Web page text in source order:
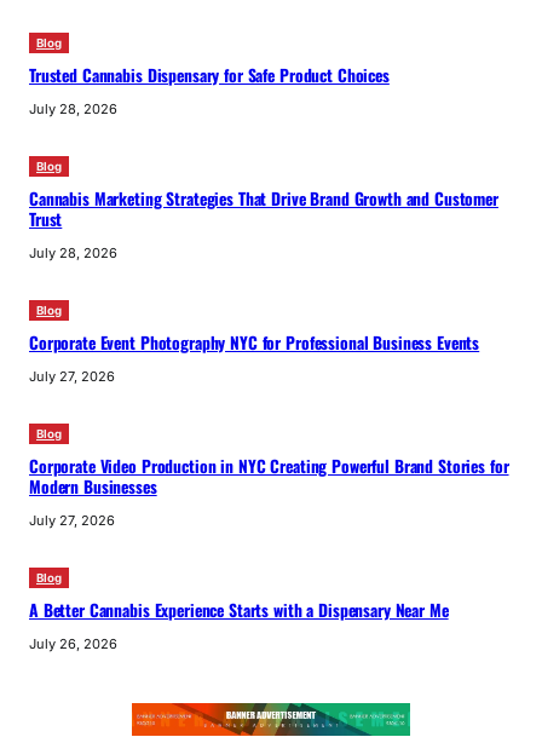
Blog
Trusted Cannabis Dispensary for Safe Product Choices
July 28, 2026
Blog
Cannabis Marketing Strategies That Drive Brand Growth and Customer
Trust
July 28, 2026
Blog
Corporate Event Photography NYC for Professional Business Events
July 27, 2026
Blog
Corporate Video Production in NYC Creating Powerful Brand Stories for
Modern Businesses
July 27, 2026
Blog
A Better Cannabis Experience Starts with a Dispensary Near Me
July 26, 2026